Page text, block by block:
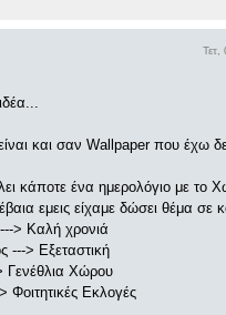
και σαν Wallpaper που έχω
κάποτε ένα ημερολόγιο με
εμεις είχαμε δώσει θέμα σε
---> Καλή χρονιά
---> Εξεταστική
Γενέθλια Χώρου
Φοιτητικές Εκλογές